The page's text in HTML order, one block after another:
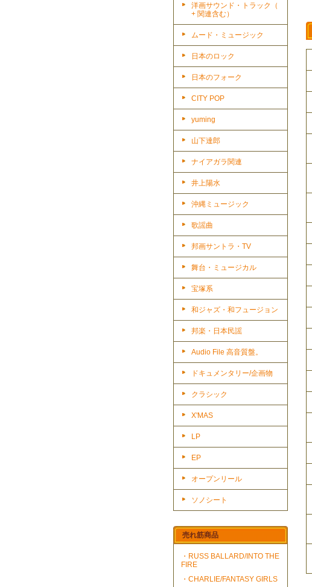
洋画サウンド・トラック（
+ 関連含む）
ムード・ミュージック
日本のロック
日本のフォーク
CITY POP
yuming
山下達郎
ナイアガラ関連
井上陽水
沖縄ミュージック
歌謡曲
邦画サントラ・TV
舞台・ミュージカル
宝塚系
和ジャズ・和フュージョン
邦楽・日本民謡
Audio File 高音質盤。
ドキュメンタリー/企画物
クラシック
X'MAS
LP
EP
オープンリール
ソノシート
売れ筋商品
・RUSS BALLARD/INTO THE
FIRE
・CHARLIE/FANTASY GIRLS